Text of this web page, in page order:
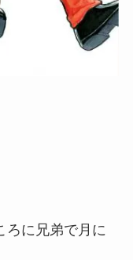
ろに兄弟で月に